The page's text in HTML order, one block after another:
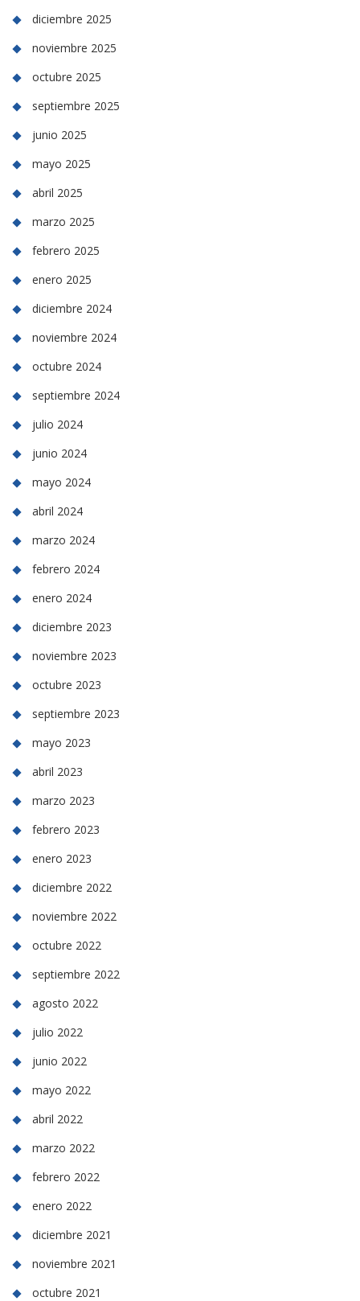
diciembre 2025
noviembre 2025
octubre 2025
septiembre 2025
junio 2025
mayo 2025
abril 2025
marzo 2025
febrero 2025
enero 2025
diciembre 2024
noviembre 2024
octubre 2024
septiembre 2024
julio 2024
junio 2024
mayo 2024
abril 2024
marzo 2024
febrero 2024
enero 2024
diciembre 2023
noviembre 2023
octubre 2023
septiembre 2023
mayo 2023
abril 2023
marzo 2023
febrero 2023
enero 2023
diciembre 2022
noviembre 2022
octubre 2022
septiembre 2022
agosto 2022
julio 2022
junio 2022
mayo 2022
abril 2022
marzo 2022
febrero 2022
enero 2022
diciembre 2021
noviembre 2021
octubre 2021